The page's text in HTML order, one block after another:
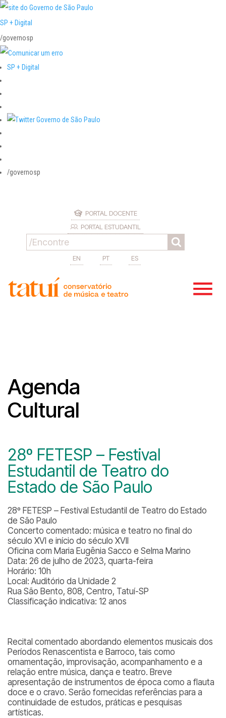
SP + Digital
/governosp
SP + Digital
/governosp
PORTAL DOCENTE
PORTAL ESTUDANTIL
EN PT ES
Agenda
Cultural
28º FETESP – Festival
Estudantil de Teatro do
Estado de São Paulo
28º FETESP – Festival Estudantil de Teatro do Estado
de São Paulo
Concerto comentado: música e teatro no final do
século XVI e início do século XVII
Oficina com Maria Eugênia Sacco e Selma Marino
Data: 26 de julho de 2023, quarta-feira
Horário: 10h
Local: Auditório da Unidade 2
Rua São Bento, 808, Centro, Tatuí-SP
Classificação indicativa: 12 anos
Recital comentado abordando elementos musicais dos
Períodos Renascentista e Barroco, tais como
ornamentação, improvisação, acompanhamento e a
relação entre música, dança e teatro. Breve
apresentação de instrumentos de época como a flauta
doce e o cravo. Serão fornecidas referências para a
continuidade de estudos, práticas e pesquisas
artísticas.